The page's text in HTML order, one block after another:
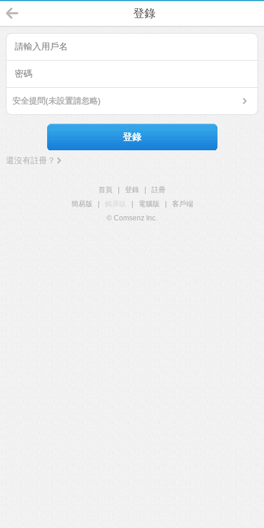
登錄
安全提問(未設置請忽略)
登錄
還沒有註冊？
首頁 登錄
註冊
簡易版
觸屏版 電腦版
客戶端
© Comsenz Inc.